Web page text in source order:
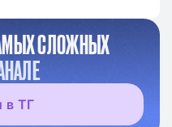
СЛОЖНЫХ
в ТГ